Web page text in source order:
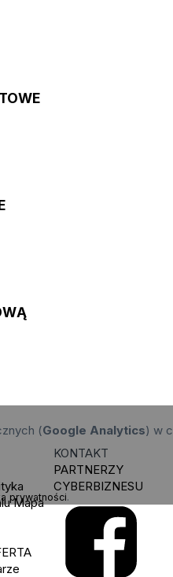
(Google Analytics) w
prywatności.
Mapa
KONTAKT
PARTNERZY
CYBERBIZNESU